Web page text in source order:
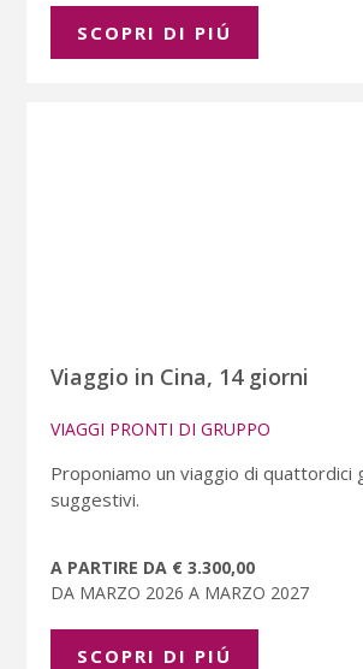
SCOPRI DI PIÚ
Viaggio in Cina, 14 giorni
VIAGGI PRONTI DI GRUPPO
Proponiamo un viaggio di quattordici
suggestivi.
A PARTIRE DA € 3.300,00
DA MARZO 2026 A MARZO 2027
SCOPRI DI PIÚ